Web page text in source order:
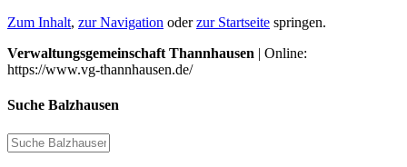
Zum Inhalt, zur Navigation oderzur Startseite springen.
Verwaltungsgemeinschaft Thannhausen | Online:
https://www.vg-thannhausen.de/
Suche Balzhausen